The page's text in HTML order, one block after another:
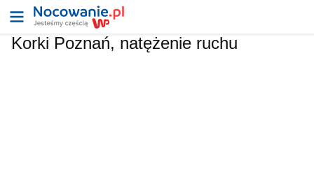
Korki Poznań, natężenie ruchu